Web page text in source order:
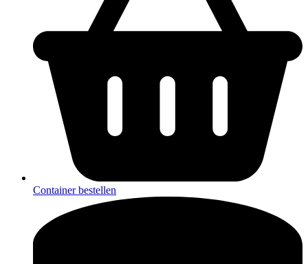
Container bestellen